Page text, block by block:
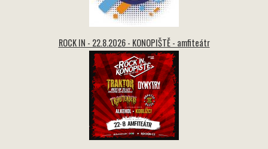
ROCK IN - 22.8.2026 - KONOPIŠTĚ - amfiteátr